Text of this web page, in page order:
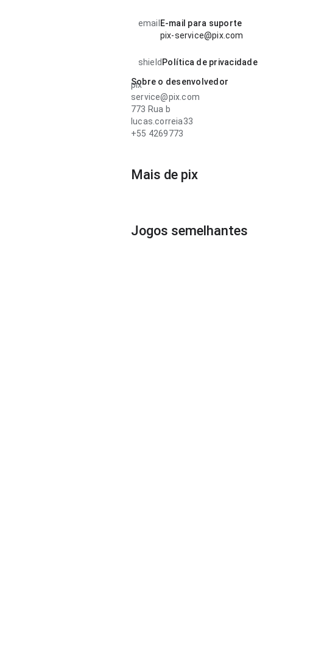
email E-mail para suporte
pix-service@pix.com
shield Política de privacidade
Sobre o desenvolvedor
pix
service@pix.com
773 Rua b
lucas.correia33
+55 4269773
Mais de pix
Jogos semelhantes